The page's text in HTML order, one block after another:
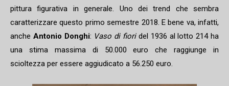
pittura figurativa in generale. Uno dei trend che sembra
caratterizzare questo primo semestre 2018. E bene va, infatti,
anche Antonio Donghi: Vaso di fioridel 1936 al lotto 214 ha
una stima massima di 50.000 euro che raggiunge in
scioltezza per essere aggiudicato a 56.250 euro.